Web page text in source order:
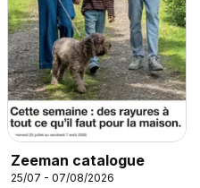
Zeeman catalogue
25/07 - 07/08/2026